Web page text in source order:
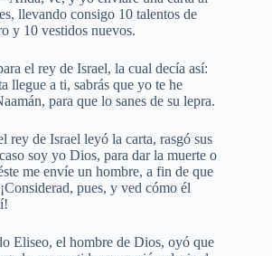
llevando consigo 10 talentos de
y 10 vestidos nuevos.
el rey de Israel, la cual decía así:
llegue a ti, sabrás que yo te he
para que lo sanes de su lepra.
rey de Israel leyó la carta, rasgó sus
soy yo Dios, para dar la muerte o
me envíe un hombre, a fin de que
pues, y ved cómo él
Eliseo, el hombre de Dios, oyó que